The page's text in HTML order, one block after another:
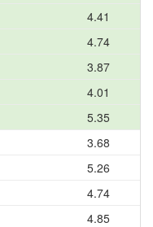
4.41
4.74
3.87
4.01
5.35
3.68
5.26
4.74
4.85